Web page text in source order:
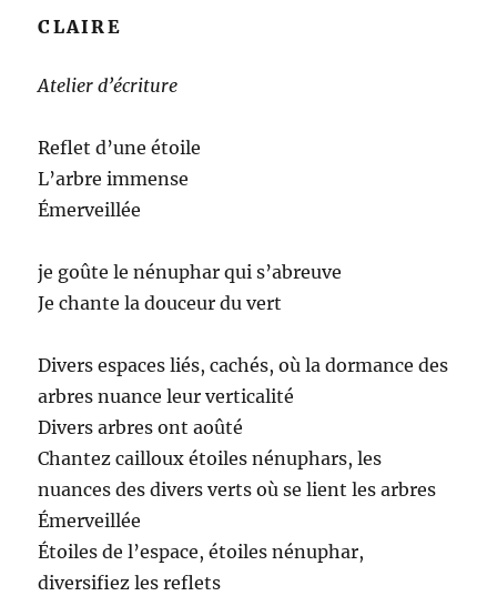
CLAIRE
Atelier d’écriture
Reflet d’une étoile
L’arbre immense
Émerveillée
je goûte le nénuphar qui s’abreuve
Je chante la douceur du vert
Divers espaces liés, cachés, où la dormance des
arbres nuance leur verticalité
Divers arbres ont aoûté
Chantez cailloux étoiles nénuphars, les
nuances des divers verts où se lient les arbres
Émerveillée
Étoiles de l’espace, étoiles nénuphar,
diversifiez les reflets